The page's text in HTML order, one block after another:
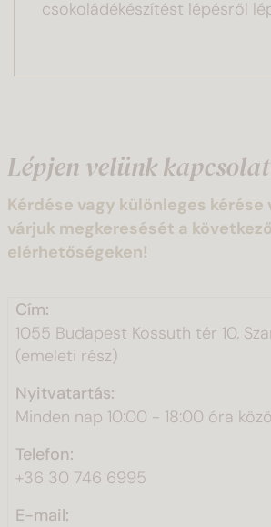
csokoládékészítést lépésről
Lépjen velünk
Kérdése vagy különleges kérése
várjuk megkeresését a következő
elérhetőségeken!
Cím:
1055 Budapest Kossuth tér 10.
(emeleti rész)
Nyitvatartás:
Minden nap 10:00 - 18:00 óra
Telefon:
+36 30 746 6995
E-mail: